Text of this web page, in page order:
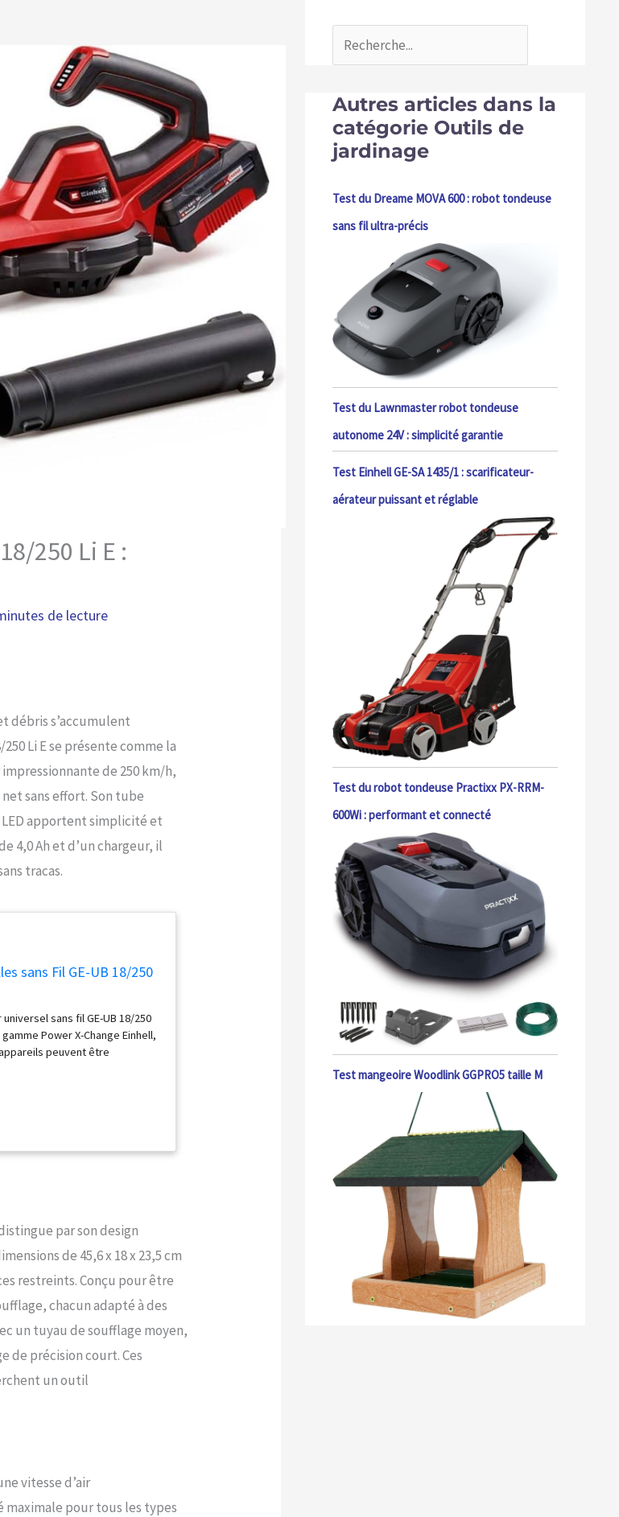
250 Li E :
de lecture
débris s’accumulent
Li E se présente comme la
impressionnante de 250 km/h,
sans effort. Son tube
apportent simplicité et
4,0 Ah et d’un chargeur, il
tracas.
sans Fil GE-UB 18/250
sans fil GE-UB 18/250
Power X-Change Einhell,
peuvent être
s’utilise en toute flexibilité
l’atelier ou souffler les
souffleur de feuilles peut
maximale de 250 km/h et
ou collées. Puissance
renseigne à tout moment sur la
avec sa forme très
étroites. Rangement optimal -
et au tube de soufflage
universel se range très
souffleur universel sans fil GE-
est vendu avec une batterie
par son design
de 45,6 x 18 x 23,5 cm
restreints. Conçu pour être
chacun adapté à des
un tuyau de soufflage moyen,
de précision court. Ces
un outil
vitesse d’air
maximale pour tous les types
Autres articles dans la
catégorie Outils de
jardinage
Test du Dreame MOVA 600 : robot tondeuse
sans fil ultra-précis
Test du Lawnmaster robot tondeuse
autonome 24V : simplicité garantie
Test Einhell GE-SA 1435/1 : scarificateur-
aérateur puissant et réglable
Test du robot tondeuse Practixx PX-RRM-
600Wi : performant et connecté
Test mangeoire Woodlink GGPRO5 taille M